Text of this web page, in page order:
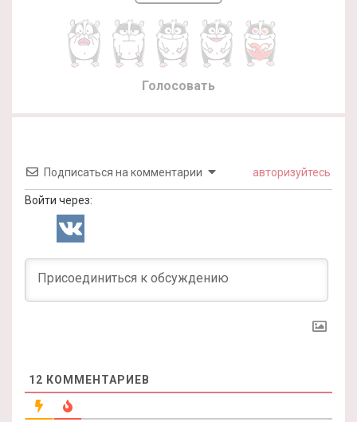
Голосовать
Подписаться на комментарии авторизуйтесь
Войти через:
12 КОММЕНТАРИЕВ